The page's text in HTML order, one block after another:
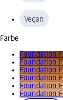
Vegan
Farbe
Foundation
Foundation
Foundation
Foundation
Foundation
Foundation